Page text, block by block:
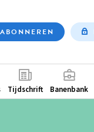
ABONNEREN
Tijdschrift Banenbank